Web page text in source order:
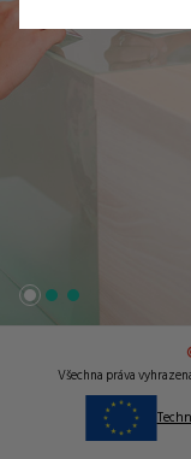
1 2 3
Všechna práva